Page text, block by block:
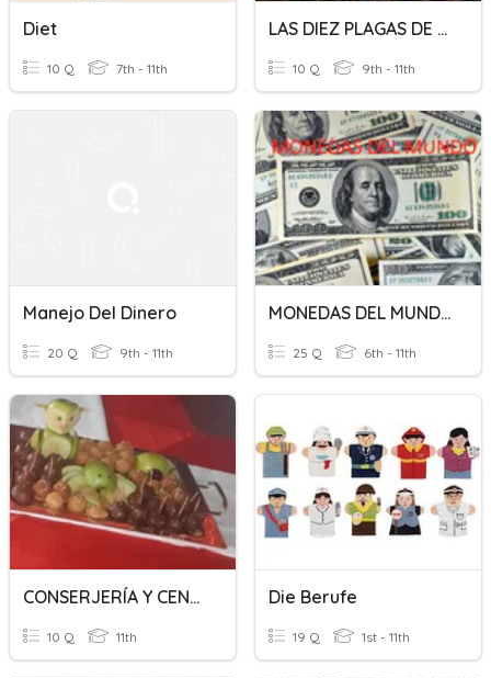
Diet
10 Q 7th - 11th
LAS DIEZ PLAGAS DE EGIPTO
10 Q 9th - 11th
Manejo Del Dinero
20 Q 9th - 11th
MONEDAS DEL MUNDO
25 Q 6th - 11th
CONSERJERÍA Y CENTROS DE NEGOCIO
10 Q 11th
Die Berufe
19 Q 1st - 11th